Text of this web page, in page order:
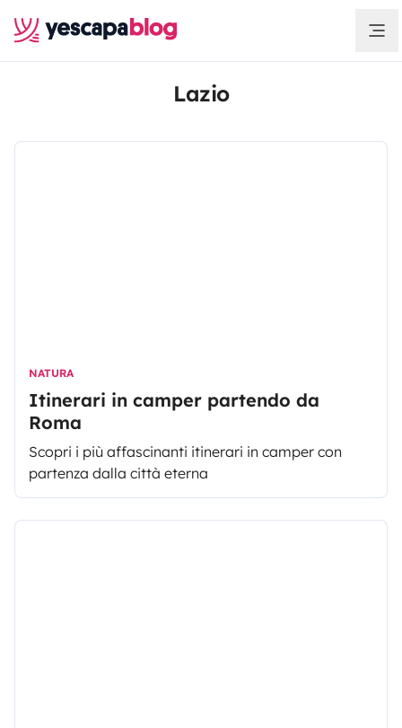
Lazio
NATURA
Itinerari in camper partendo da
Roma
Scopri i più affascinanti itinerari in camper con
partenza dalla città eterna